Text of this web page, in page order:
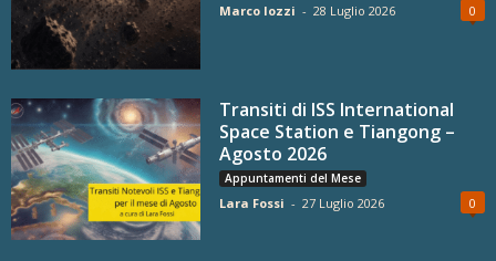
Marco Iozzi - 28 Luglio 2026 0
Transiti di ISS International
Space Station e Tiangong –
Agosto 2026
Appuntamenti del Mese
Lara Fossi - 27 Luglio 2026 0